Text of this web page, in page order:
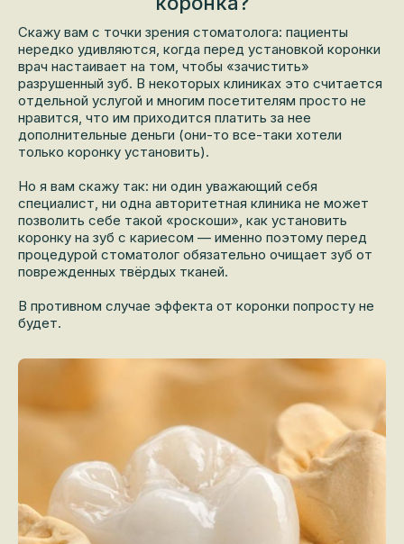
Скажу вам с точки зрения стоматолога: пациенты
нередко удивляются, когда перед установкой коронки
врач настаивает на том, чтобы «зачистить»
разрушенный зуб. В некоторых клиниках это считается
отдельной услугой и многим посетителям просто не
нравится, что им приходится платить за нее
дополнительные деньги (они-то все-таки хотели
только коронку установить).
Но я вам скажу так: ни один уважающий себя
специалист, ни одна авторитетная клиника не может
позволить себе такой «роскоши», как установить
коронку на зуб с кариесом — именно поэтому перед
процедурой стоматолог обязательно очищает зуб от
поврежденных твёрдых тканей.
В противном случае эффекта от коронки попросту не
будет.